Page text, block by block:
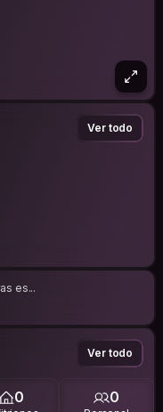
Ver todo
es...
Ver todo
0 0